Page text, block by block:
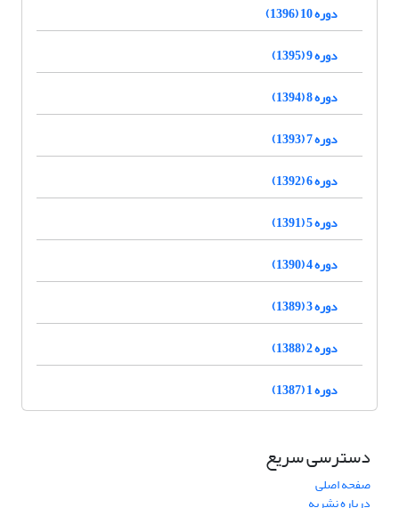
دوره 10 (1396)
دوره 9 (1395)
دوره 8 (1394)
دوره 7 (1393)
دوره 6 (1392)
دوره 5 (1391)
دوره 4 (1390)
دوره 3 (1389)
دوره 2 (1388)
دوره 1 (1387)
دسترسی سریع
صفحه اصلی
درباره نشریه